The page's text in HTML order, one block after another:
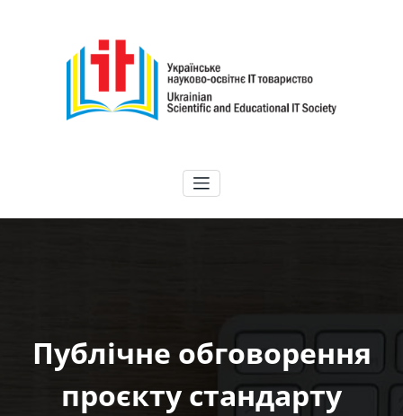
Educational IT Society
Публічне обговорення
проєкту стандарту